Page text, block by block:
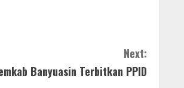
Next:
Banyuasin Terbitkan PPID